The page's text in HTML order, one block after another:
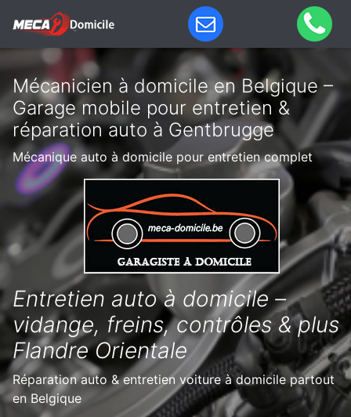
Mécanicien à domicile en Belgique –
Garage mobile pour entretien &
réparation auto à Gentbrugge
Mécanique auto à domicile pour entretien complet
Entretien auto à domicile –
vidange, freins, contrôles & plus
Flandre Orientale
Réparation auto & entretien voiture à domicile partout
en Belgique